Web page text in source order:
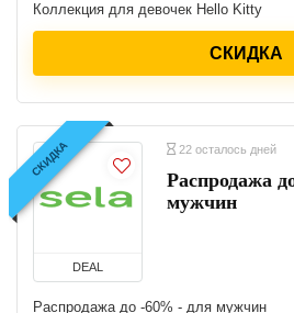
Коллекция для девочек Hello Kitty
СКИДКА
СКИДКА
DEAL
22 осталось дней
Распродажа
мужчин
Распродажа до -60% - для мужчин